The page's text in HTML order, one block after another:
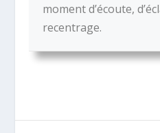
moment d’écoute,
recentrage.